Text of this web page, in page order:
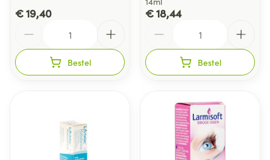
€ 19,40
Bestel
€ 18,44
Bestel